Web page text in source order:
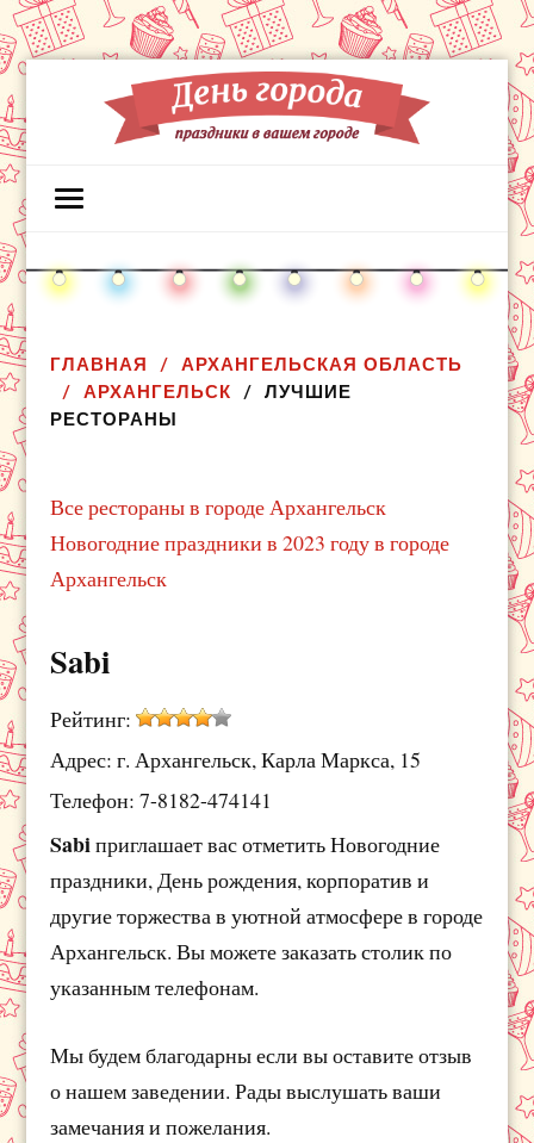
ГЛАВНАЯ
АРХАНГЕЛЬСКАЯ ОБЛАСТЬ
АРХАНГЕЛЬСК
ЛУЧШИЕ
РЕСТОРАНЫ
Все рестораны в городе Архангельск
Новогодние праздники в 2023 году в городе
Архангельск
Sabi
Рейтинг:
Адрес: г. Архангельск, Карла Маркса, 15
Телефон: 7-8182-474141
Sabiприглашает вас отметить Новогодние
праздники, День рождения, корпоратив и
другие торжества в уютной атмосфере в городе
Архангельск. Вы можете заказать столик по
указанным телефонам.
Мы будем благодарны если вы оставите отзыв
о нашем заведении. Рады выслушать ваши
замечания и пожелания.